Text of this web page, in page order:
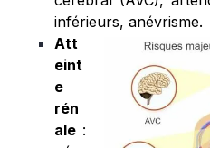
inférieurs, anévrisme.
Att
eint
e
rén
ale :